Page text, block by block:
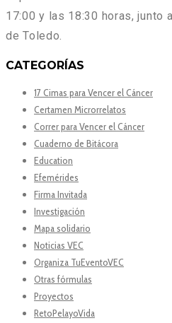
17:00 y las 18:30 horas, junto
de Toledo.
CATEGORÍAS
17 Cimas para Vencer el Cáncer
Certamen Microrrelatos
Correr para Vencer el Cáncer
Cuaderno de Bitácora
Education
Efemérides
Firma Invitada
Investigación
Mapa solidario
Noticias VEC
Organiza TuEventoVEC
Otras fórmulas
Proyectos
RetoPelayoVida